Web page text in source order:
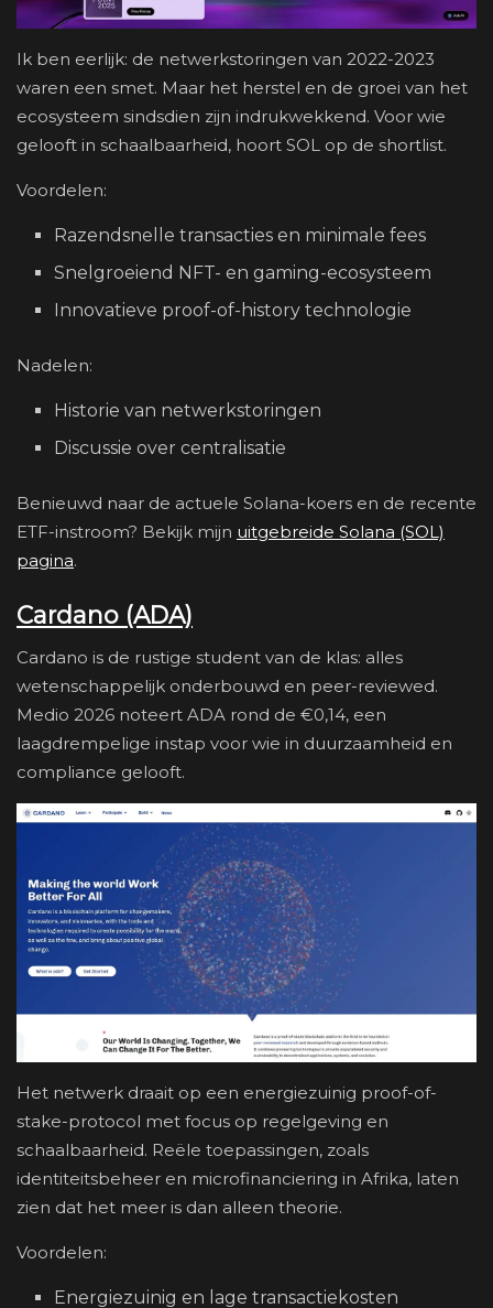
Ik ben eerlijk: de netwerkstoringen van 2022-2023
waren een smet. Maar het herstel en de groei van het
ecosysteem sindsdien zijn indrukwekkend. Voor wie
gelooft in schaalbaarheid, hoort SOL op de shortlist.
Voordelen:
Razendsnelle transacties en minimale fees
Snelgroeiend NFT- en gaming-ecosysteem
Innovatieve proof-of-history technologie
Nadelen:
Historie van netwerkstoringen
Discussie over centralisatie
Benieuwd naar de actuele Solana-koers en de recente
ETF-instroom? Bekijk mijn uitgebreide Solana (SOL)
pagina.
Cardano (ADA)
Cardano is de rustige student van de klas: alles
wetenschappelijk onderbouwd en peer-reviewed.
Medio 2026 noteert ADA rond de €0,14, een
laagdrempelige instap voor wie in duurzaamheid en
compliance gelooft.
Het netwerk draait op een energiezuinig proof-of-
stake-protocol met focus op regelgeving en
schaalbaarheid. Reële toepassingen, zoals
identiteitsbeheer en microfinanciering in Afrika, laten
zien dat het meer is dan alleen theorie.
Voordelen:
Energiezuinig en lage transactiekosten